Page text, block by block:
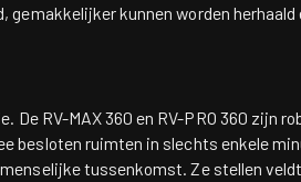
gemakkelijker kunnen worden herhaald
De RV-MAX 360 en RV-PRO 360 zijn
besloten ruimten in slechts enkele
tussenkomst. Ze stellen